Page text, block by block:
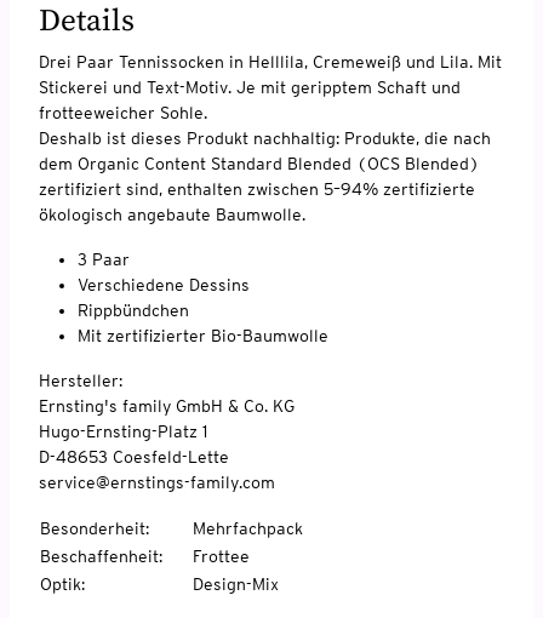
Details
Drei Paar Tennissocken in Helllila, Cremeweiß und Lila. Mit
Stickerei und Text-Motiv. Je mit geripptem Schaft und
frotteeweicher Sohle.
Deshalb ist dieses Produkt nachhaltig: Produkte, die nach
dem Organic Content Standard Blended (OCS Blended)
zertifiziert sind, enthalten zwischen 5–94% zertifizierte
ökologisch angebaute Baumwolle.
3 Paar
Verschiedene Dessins
Rippbündchen
Mit zertifizierter Bio-Baumwolle
Hersteller:
Ernsting's family GmbH & Co. KG
Hugo-Ernsting-Platz 1
D-48653 Coesfeld-Lette
service@ernstings-family.com
Besonderheit:
Mehrfachpack
Beschaffenheit:
Frottee
Optik: Design-Mix